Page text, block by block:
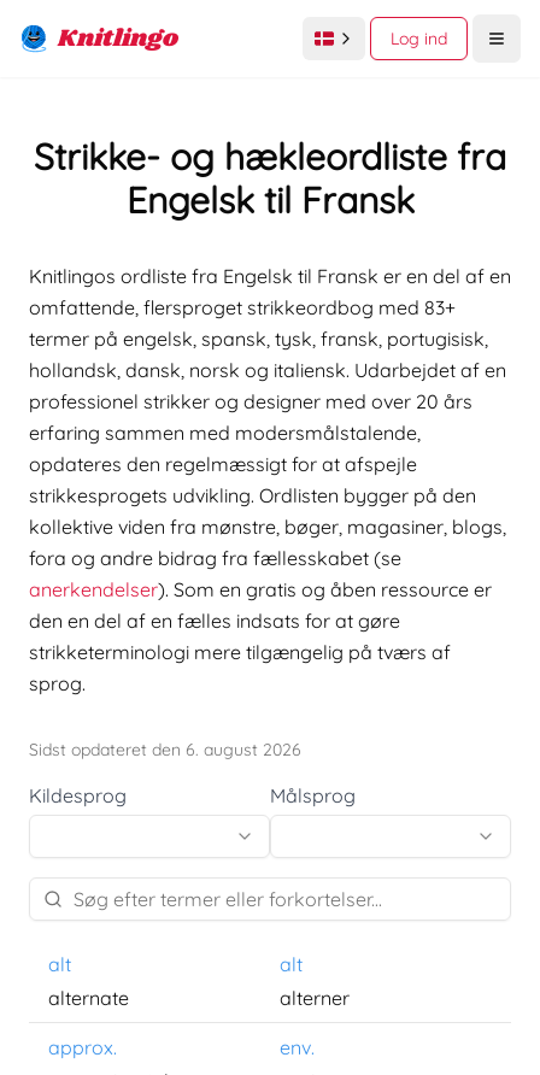
Knitlingo Log ind
Strikke- og hækleordliste fra
Engelsk til Fransk
Knitlingos ordliste fra Engelsk til Fransk er en del af en
omfattende, flersproget strikkeordbog med 83+
termer på engelsk, spansk, tysk, fransk, portugisisk,
hollandsk, dansk, norsk og italiensk. Udarbejdet af en
professionel strikker og designer med over 20 års
erfaring sammen med modersmålstalende,
opdateres den regelmæssigt for at afspejle
strikkesprogets udvikling. Ordlisten bygger på den
kollektive viden fra mønstre, bøger, magasiner, blogs,
fora og andre bidrag fra fællesskabet (se
anerkendelser). Som en gratis og åben ressource er
den en del af en fælles indsats for at gøre
strikketerminologi mere tilgængelig på tværs af
sprog.
Sidst opdateret den 6. august 2026
Kildesprog Målsprog
alt
alt
alternate
alterner
approx.
env.